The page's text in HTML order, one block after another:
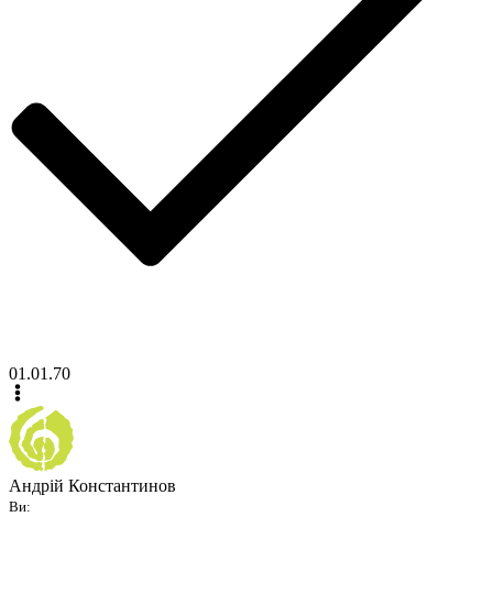
01.01.70
Андрій Константинов
Ви: